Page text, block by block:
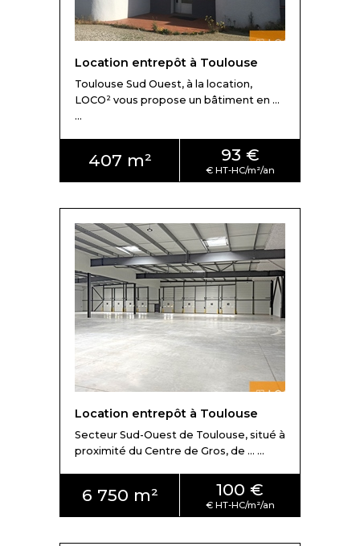
Location entrepôt à Toulouse
Toulouse Sud Ouest, à la location,
LOCO² vous propose un bâtiment en ...
...
407 m² 93 €
Location entrepôt à Toulouse
Secteur Sud-Ouest de Toulouse, situé à
proximité du Centre de Gros, de ... ...
6 750 m² 100 €